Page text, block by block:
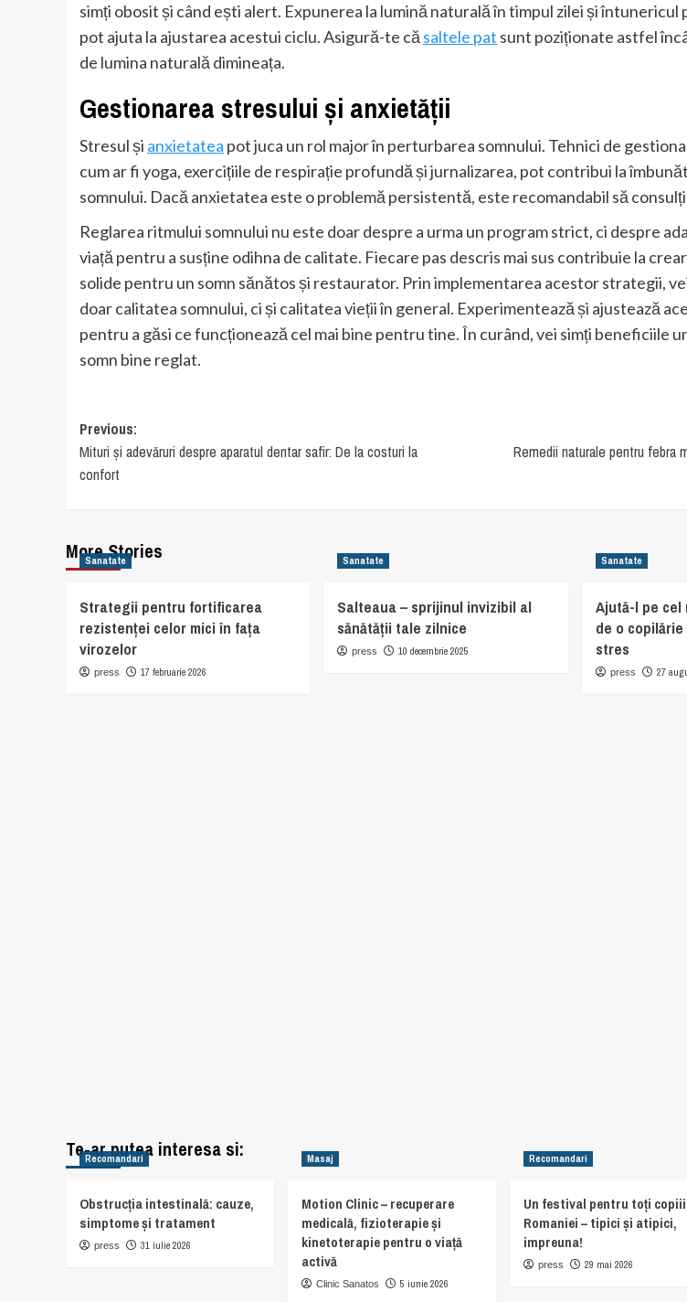
simți obosit și când ești alert. Expunerea la lumină naturală în timpul zilei și întunericul
pot ajuta la ajustarea acestui ciclu. Asigură-te că saltele pat sunt poziționate astfel
de lumina naturală dimineața.
Gestionarea stresului și anxietății
Stresul și anxietatea pot juca un rol major în perturbarea somnului. Tehnici de
cum ar fi yoga, exercițiile de respirație profundă și jurnalizarea, pot contribui la
somnului. Dacă anxietatea este o problemă persistentă, este recomandabil să
Reglarea ritmului somnului nu este doar despre a urma un program strict, ci despre
viață pentru a susține odihna de calitate. Fiecare pas descris mai sus contribuie la
solide pentru un somn sănătos și restaurator. Prin implementarea acestor strategii,
doar calitatea somnului, ci și calitatea vieții în general. Experimentează și ajustează
pentru a găsi ce funcționează cel mai bine pentru tine. În curând, vei simți beneficiile
somn bine reglat.
Post
navigation
Previous:
Mituri și adevăruri despre aparatul dentar safir: De la costuri la
confort
Remedii naturale pentru febra
More Stories
Sanatate
Strategii pentru fortificarea
rezistenței celor mici în fața
virozelor
press 17 februarie 2026
Sanatate
Salteaua – sprijinul invizibil al
sănătății tale zilnice
press 10 decembrie 2025
Sanatate
Ajută-l pe cel
de o
stres
press 27
Te-ar putea interesa si:
Recomandari
Obstrucția intestinală: cauze,
simptome și tratament
press 31 iulie 2026
Masaj
Motion Clinic – recuperare
medicală, fizioterapie și
kinetoterapie pentru o viață
activă
Clinic Sanatos 5 iunie 2026
Recomandari
Un festival pentru toți copiii
Romaniei – tipici și atipici,
impreuna!
press 29 mai 2026